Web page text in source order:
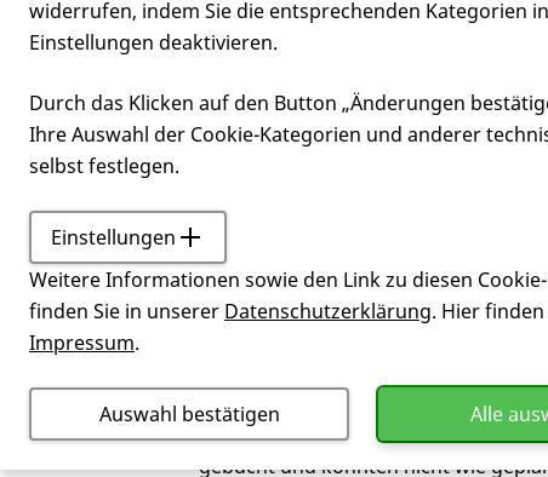
Normalerweise fällt es mir recht
paar Windungen mehr.
überlegt, was das Jahr an
Geschichte ein. Allerdings nicht so,
unkomplizierte Geburt. Andere
gebucht und konnten nicht wie
widerrufen, indem Sie die entsprechenden Kategorien
Einstellungen deaktivieren.
Durch das Klicken auf den Button „Änderungen
Ihre Auswahl der Cookie-Kategorien und anderer
selbst festlegen.
Einstellungen
Weitere Informationen sowie den Link zu diesen
finden Sie in unserer Datenschutzerklärung. Hier
Impressum.
Alle
Auswahl bestätigen